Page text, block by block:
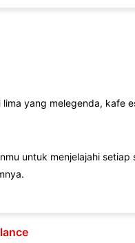
lima yang melegenda, kafe
untuk menjelajahi